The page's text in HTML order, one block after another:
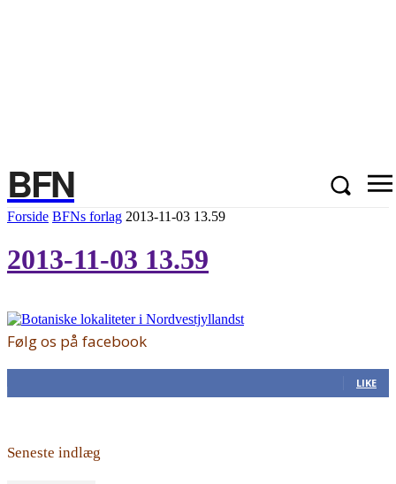
BFN
Forside BFNs forlag 2013-11-03 13.59
2013-11-03 13.59
Følg os på facebook
LIKE
Seneste indlæg